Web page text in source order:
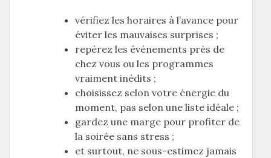
vérifiez les horaires à l’avance pour
éviter les mauvaises surprises ;
repérez les événements près de
chez vous ou les programmes
vraiment inédits ;
choisissez selon votre énergie du
moment, pas selon une liste idéale ;
gardez une marge pour profiter de
la soirée sans stress ;
et surtout, ne sous-estimez jamais